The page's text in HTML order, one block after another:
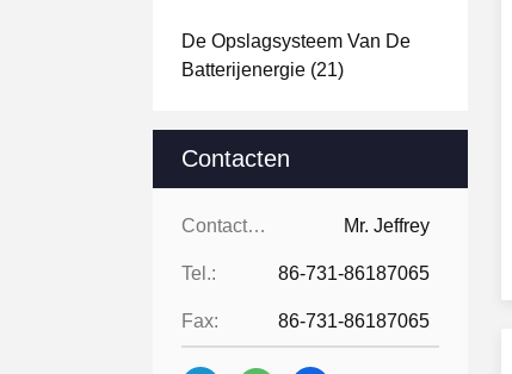
De Opslagsysteem Van De
Batterijenergie (21)
Contacten
Contacten: Mr. Jeffrey
Tel.: 86-731-86187065
Fax: 86-731-86187065